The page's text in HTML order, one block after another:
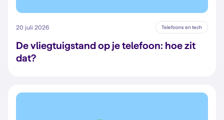
20 juli 2026 Telefoons en tech
De vliegtuigstand op je telefoon: hoe zit
dat?